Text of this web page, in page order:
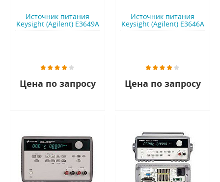
Источник питания
Keysight (Agilent) E3649A
Цена по запросу
Источник питания
Keysight (Agilent) E3646A
Цена по запросу